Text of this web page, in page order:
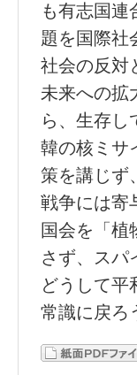
も有志国連
題を国際社
社会の反対
未来への拡
ら、生存し
韓の核ミサ
策を講じず
戦争には寄
国会を「植
さず、スパ
どうして平
常識に戻ろ